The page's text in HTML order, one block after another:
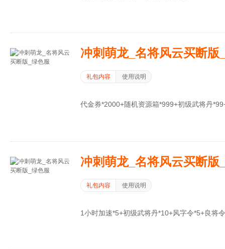
冲刺萌龙_名将风云买断版
礼包内容 使用说明
代金券*2000+随机资源箱*999+初级武将丹
冲刺萌龙_名将风云买断版
礼包内容 使用说明
1小时加速*5+初级武将丹*10+风字令*5+良将